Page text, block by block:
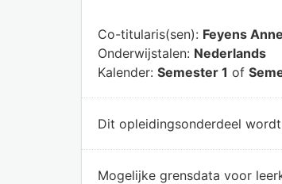
Co-titularis(sen): Feyens
Onderwijstalen: Nederlands
Kalender: Semester 1 of
Dit opleidingsonderdeel
Mogelijke grensdata voor